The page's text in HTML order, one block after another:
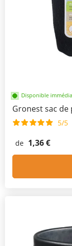
Disponible
Gronest sac
5/5
de 1,36 €